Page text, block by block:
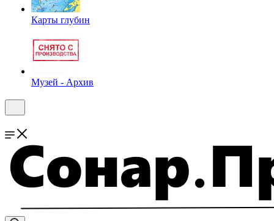
Карты глубин
Музей - Архив